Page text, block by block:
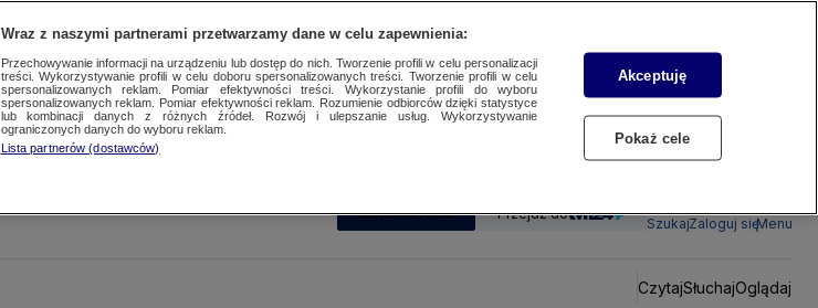
SUBSKRYBUJ Przejdź do
SzukajZaloguj sięMenu
CzytajSłuchajOglądaj
Wraz z naszymi partnerami przetwarzamy dane w celu zapewnienia:
Przechowywanie informacji na urządzeniu lub dostęp do nich. Tworzenie profili w celu personalizacji
treści. Wykorzystywanie profili w celu doboru spersonalizowanych treści. Tworzenie profili w celu
spersonalizowanych reklam. Pomiar efektywności treści. Wykorzystanie profili do wyboru
spersonalizowanych reklam. Pomiar efektywności reklam. Rozumienie odbiorców dzięki statystyce
lub kombinacji danych z różnych źródeł. Rozwój i ulepszanie usług. Wykorzystywanie
ograniczonych danych do wyboru reklam.
Lista partnerów (dostawców)
Akceptuję
Pokaż cele